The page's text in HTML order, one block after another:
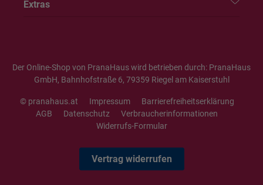
Extras
Der Online-Shop von PranaHaus wird betrieben durch: PranaHaus
GmbH, Bahnhofstraße 6, 79359 Riegel am Kaiserstuhl
© pranahaus.at Impressum
Barrierefreiheitserklärung
AGB
Datenschutz
Verbraucherinformationen
Widerrufs-Formular
Vertrag widerrufen